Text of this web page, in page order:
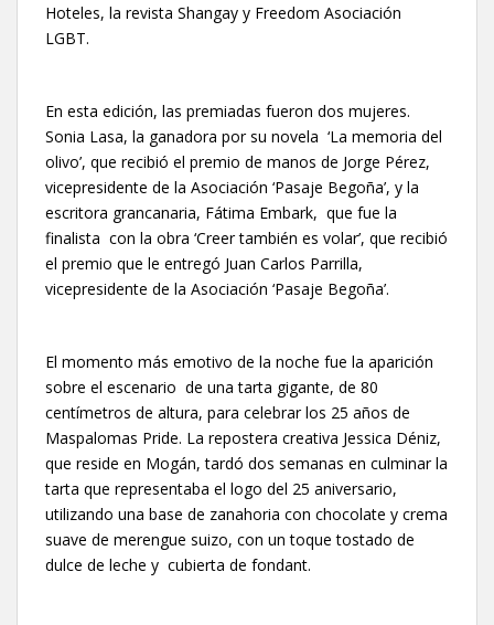
Hoteles, la revista Shangay y Freedom Asociación
LGBT.
En esta edición, las premiadas fueron dos mujeres.
Sonia Lasa, la ganadora por su novela ‘La memoria del
olivo’, que recibió el premio de manos de Jorge Pérez,
vicepresidente de la Asociación ‘Pasaje Begoña’, y la
escritora grancanaria, Fátima Embark, que fue la
finalista con la obra ‘Creer también es volar’, que recibió
el premio que le entregó Juan Carlos Parrilla,
vicepresidente de la Asociación ‘Pasaje Begoña’.
El momento más emotivo de la noche fue la aparición
sobre el escenario de una tarta gigante, de 80
centímetros de altura, para celebrar los 25 años de
Maspalomas Pride. La repostera creativa Jessica Déniz,
que reside en Mogán, tardó dos semanas en culminar la
tarta que representaba el logo del 25 aniversario,
utilizando una base de zanahoria con chocolate y crema
suave de merengue suizo, con un toque tostado de
dulce de leche y cubierta de fondant.